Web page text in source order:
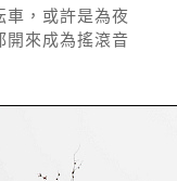
，或許是為夜
開來成為搖滾音